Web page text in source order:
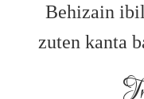
Behizain
zuten kanta